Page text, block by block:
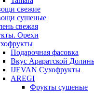
свежие
сушеные
свежая
Орехи
Подарочная фасовка
Вкус Араратской
IJEVAN Сухофрукты
AREGI
Фрукты сушеные